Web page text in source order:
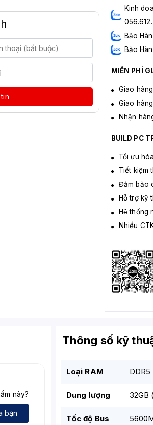
Kinh
Bảo
Bảo
MIỄN PHÍ
Giao
Giao
Nhận
BUILD PC
Tối ưu
Tiết kiệm
Đảm bảo
Hỗ trợ kỹ
Hệ thống
Nhiều
này?
bạn
Thông số kỹ
Loại RAM DDR5
Dung lượng 32GB
Tốc độ Bus